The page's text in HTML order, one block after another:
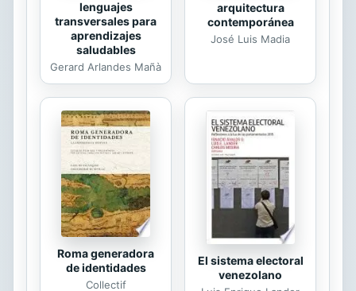
lenguajes
transversales para
aprendizajes
saludables
Gerard Arlandes Mañà
arquitectura
contemporánea
José Luis Madia
Roma generadora
de identidades
Collectif
El sistema electoral
venezolano